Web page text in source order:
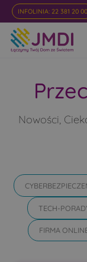
INFOLINIA: 22 381 20 00
Nowości,
TECH-
FIRMA